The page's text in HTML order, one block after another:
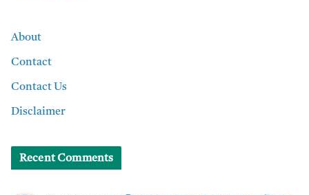
About
Contact
Contact Us
Disclaimer
Recent Comments